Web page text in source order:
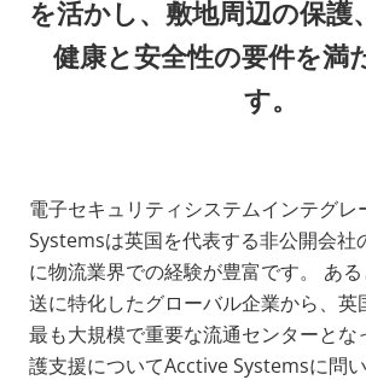
を活かし、敷地周辺の保護
健康と安全性の要件を満
す。
電子セキュリティシステムインテグ
Systemsは英国を代表する非公開会社
に物流業界での経験が豊富です。 あ
送に特化したグローバル企業から、英
最も大規模で重要な流通センターとな
護支援についてAcctive Systemsに問